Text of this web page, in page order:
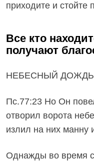
приходите и
Все кто
получают
НЕБЕСНЫЙ ДОЖДЬ
Пс.77:23 Но Он
отворил ворота
излил на них манну
Однажды во время